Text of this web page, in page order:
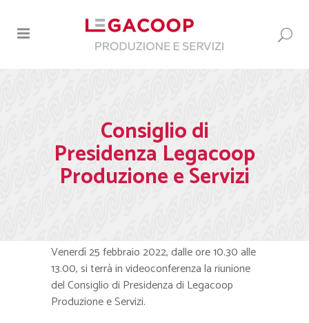
Consiglio di
Presidenza Legacoop
Produzione e Servizi
Venerdì 25 febbraio 2022, dalle ore 10.30 alle
13.00, si terrà in videoconferenza la riunione
del Consiglio di Presidenza di Legacoop
Produzione e Servizi.